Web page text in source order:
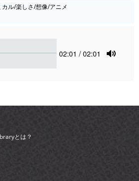
ル/楽しさ/想像/アニメ
Current
02:01 / 02:01
とは？